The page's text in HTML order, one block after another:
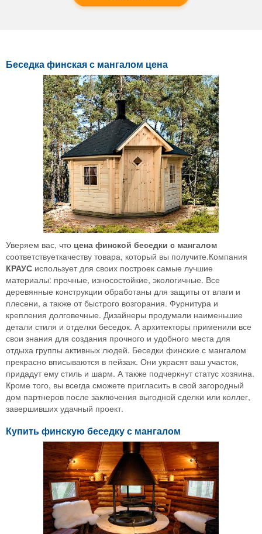
Беседка финская с мангалом цена
Уверяем вас, что цена финской беседки с мангалом
соответствуеткачеству товара, который вы получите.Компания
КРАУС использует для своих построек самые лучшие
материалы: прочные, износостойкие, экологичные. Все
деревянные конструкции обработаны для защиты от влаги и
плесени, а также от быстрого возгорания. Фурнитура и
крепления долговечные. Дизайнеры продумали наименьшие
детали стиля и отделки беседок. А архитекторы применили все
свои знания для создания прочного и удобного места для
отдыха группы активных людей. Беседки финские с мангалом
прекрасно вписываются в пейзаж. Они украсят ваш участок,
придадут ему стиль и шарм. А также подчеркнут статус хозяина.
Кроме того, вы всегда сможете пригласить в свой загородный
дом партнеров после заключения выгодной сделки или коллег,
завершивших удачный проект.
Купить финскую беседку с мангалом